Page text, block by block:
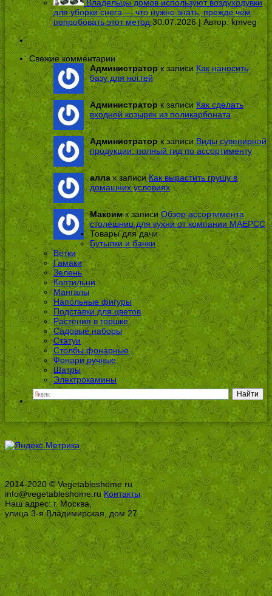
Владельцы домов используют воздуходувки
для уборки снега — что нужно знать, прежде чем
попробовать этот метод 30.07.2026 | Автор:kmveg
Свежие комментарии
Администраторк записи Как наносить
базу для ногтей
Администратор к записиКак сделать
входной козырек из поликарбоната
Администраторк записиВиды сувенирной
продукции: полный гид по ассортименту
аллак записиКак вырастить грушу в
домашних условиях
Максимк записи Обзор ассортимента
столешниц для кухни от компании МАЕРСС
Товары для дачи
Бутылки и банки
Ветки
Гамаки
Зелень
Коптильни
Мангалы
Напольные фигуры
Подставки для цветов
Растения в горшке
Садовые наборы
Статуи
Столбы фонарные
Фонари ручные
Шатры
Электрокамины
2014-2020 © Vegetableshome.ru
info@vegetableshome.ruКонтакты
Наш адрес: г. Москва,
улица 3-я Владимирская, дом 27